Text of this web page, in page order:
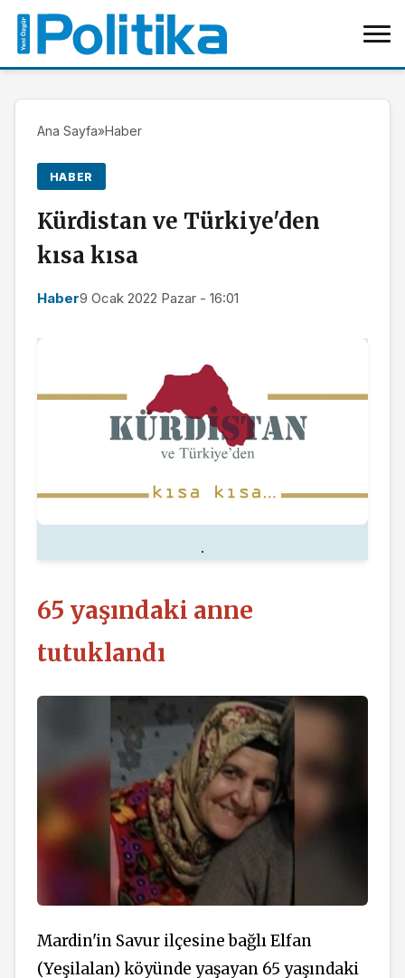
Ana Sayfa»Haber
HABER
Kürdistan ve Türkiye'den
kısa kısa
Haber9 Ocak 2022 Pazar - 16:01
.
65 yaşındaki anne
tutuklandı
Mardin'in Savur ilçesine bağlı Elfan
(Yeşilalan) köyünde yaşayan 65 yaşındaki